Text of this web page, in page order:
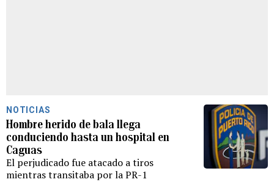
NOTICIAS
Hombre herido de bala llega
conduciendo hasta un hospital en
Caguas
El perjudicado fue atacado a tiros
mientras transitaba por la PR-1